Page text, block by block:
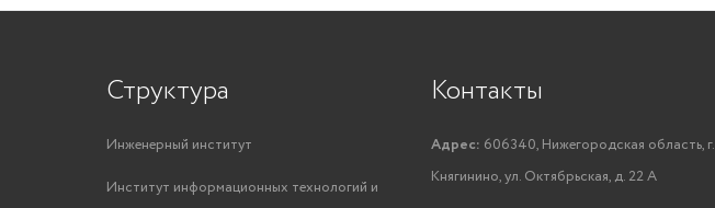
Структура
Инженерный институт
Институт информационных технологий и
Контакты
Адрес: 606340, Нижегородская область, г.
Княгинино, ул. Октябрьская, д. 22 А